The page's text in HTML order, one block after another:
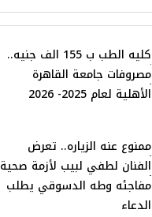
كليه الطب ب 155 الف جنيه..
مصروفات جامعة القاهرة
الأهلية لعام 2025- 2026
ممنوع عنه الزياره.. تعرض
الفنان لطفي لبيب لأزمة صحية
مفاجئه وطه الدسوقي يطلب
الدعاء